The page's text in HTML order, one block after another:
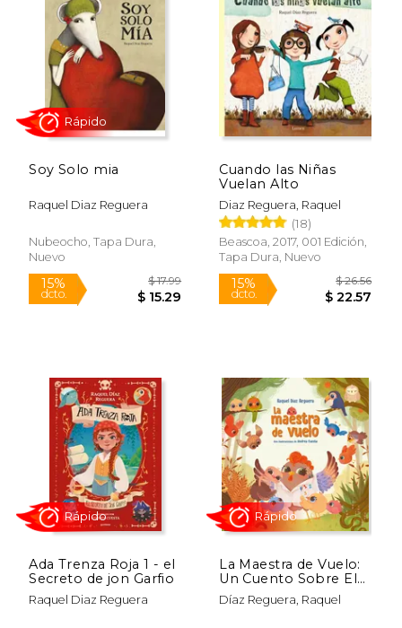
Soy Solo mia
Raquel Diaz Reguera
Nubeocho, Tapa Dura,
Nuevo
15%
dcto. $ 15.29
Cuando las Niñas
Vuelan Alto
Diaz Reguera, Raquel
(18)
Beascoa, 2017, 001 Edición,
Tapa Dura, Nuevo
15%
dcto. $
Ada Trenza Roja 1 - el
Secreto de jon Garfio
Raquel Diaz Reguera
La Maestra de Vuelo:
Un Cuento Sobre El
Valor de Los Maestros
Y Maestras / The
Díaz Reguera, Raquel